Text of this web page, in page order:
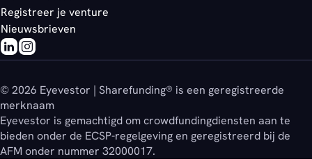
Registreer je venture
Nieuwsbrieven
© 2026 Eyevestor | Sharefunding® is een geregistreerde
merknaam
Eyevestor is gemachtigd om crowdfundingdiensten aan te
bieden onder de ECSP-regelgeving en geregistreerd bij de
AFM onder nummer 32000017.